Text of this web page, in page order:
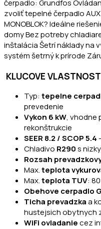
čerpadlo: Grundfos
zvoliť tepelné čerpadlo
MONOBLOK? Ideálne
domy Bez potreby
inštalácia Šetrí náklady na
systém šetrný k prírode
KLUCOVE
Typ: tepelne
prevedenie
Vykon 6 kW, vhodne
rekonštrukcie
SEER 8.2 / SCOP 5.4
Chladivo R290s
Rozsah
Max.teplota
Max.teplota TUV:
Obehove cerpadlo
Ticha prevadzkaa
hustejsich obytnych
WiFi ovladaniecez